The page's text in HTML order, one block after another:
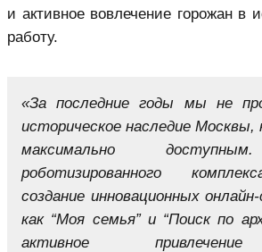
и активное вовлечение горожан в
работу.
«За последние годы мы не
историческое наследие Москвы,
максимально
роботизированного
создание инновационных
как “Моя семья” и “Поиск по
активное